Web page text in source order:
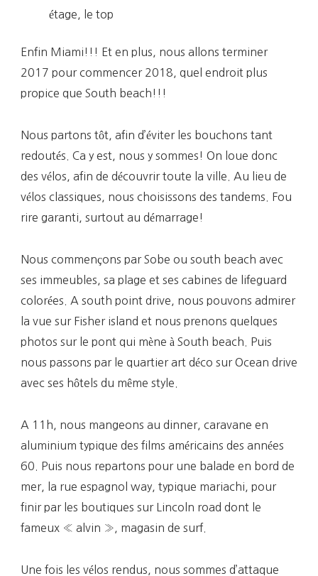
étage, le top
Enfin Miami!!! Et en plus, nous allons terminer
2017 pour commencer 2018, quel endroit plus
propice que South beach!!!
Nous partons tôt, afin d’éviter les bouchons tant
redoutés. Ca y est, nous y sommes! On loue donc
des vélos, afin de découvrir toute la ville. Au lieu de
vélos classiques, nous choisissons des tandems. Fou
rire garanti, surtout au démarrage!
Nous commençons par Sobe ou south beach avec
ses immeubles, sa plage et ses cabines de lifeguard
colorées. A south point drive, nous pouvons admirer
la vue sur Fisher island et nous prenons quelques
photos sur le pont qui mène à South beach. Puis
nous passons par le quartier art déco sur Ocean drive
avec ses hôtels du même style.
A 11h, nous mangeons au dinner, caravane en
aluminium typique des films américains des années
60. Puis nous repartons pour une balade en bord de
mer, la rue espagnol way, typique mariachi, pour
finir par les boutiques sur Lincoln road dont le
fameux « alvin », magasin de surf.
Une fois les vélos rendus, nous sommes d’attaque